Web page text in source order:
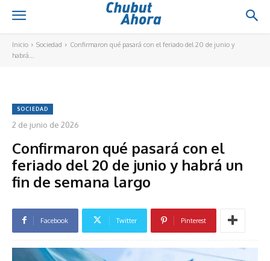
Inicio Sociedad
Confirmaron qué pasará con el feriado del 20 de junio y
habrá...
SOCIEDAD
2 de junio de 2026
Confirmaron qué pasará con el
feriado del 20 de junio y habrá un
fin de semana largo
Facebook Twitter Pinterest